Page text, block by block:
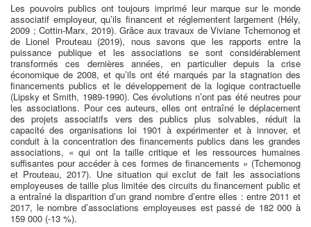
Les pouvoirs publics ont toujours imprimé leur marque sur le monde
associatif employeur, qu’ils financent et réglementent largement (Hély,
2009 ; Cottin-Marx, 2019). Grâce aux travaux de Viviane Tchernonog et
de Lionel Prouteau (2019), nous savons que les rapports entre la
puissance publique et les associations se sont considérablement
transformés ces dernières années, en particulier depuis la crise
économique de 2008, et qu’ils ont été marqués par la stagnation des
financements publics et le développement de la logique contractuelle
(Lipsky et Smith, 1989-1990). Ces évolutions n’ont pas été neutres pour
les associations. Pour ces auteurs, elles ont entraîné le déplacement
des projets associatifs vers des publics plus solvables, réduit la
capacité des organisations loi 1901 à expérimenter et à innover, et
conduit à la concentration des financements publics dans les grandes
associations, « qui ont la taille critique et les ressources humaines
suffisantes pour accéder à ces formes de financements » (Tchernonog
et Prouteau, 2017). Une situation qui exclut de fait les associations
employeuses de taille plus limitée des circuits du financement public et
a entraîné la disparition d’un grand nombre d’entre elles : entre 2011 et
2017, le nombre d’associations employeuses est passé de 182 000 à
159 000 (-13 %).